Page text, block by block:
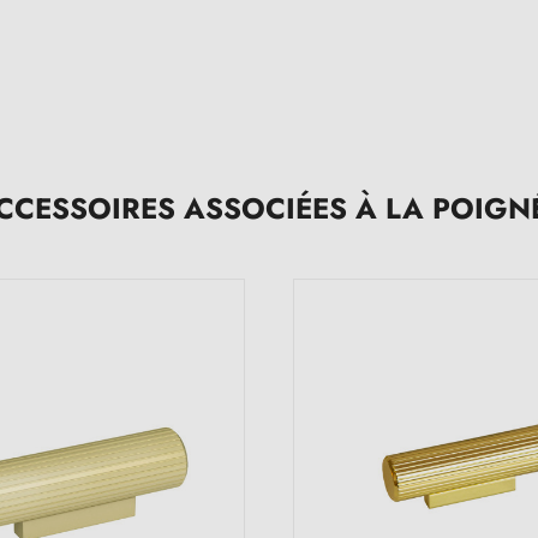
ASSOCIÉES À LA